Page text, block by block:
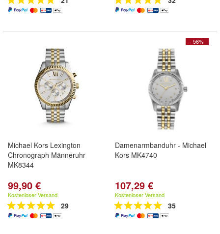
Michael Kors Lexington
Chronograph Männeruhr
MK8344
99,90 €
Kostenloser Versand
29
- 56%
Damenarmbanduhr - Michael
Kors MK4740
107,29 €
Kostenloser Versand
35